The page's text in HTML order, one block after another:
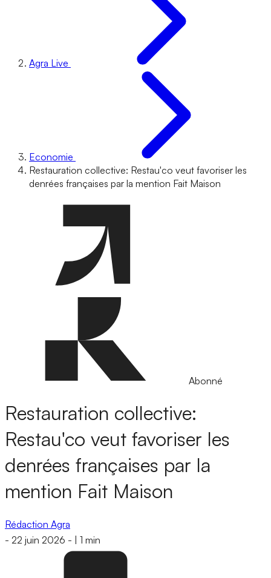
Agra Live
Economie
Restauration collective: Restau'co veut favoriser les
denrées françaises par la mention Fait Maison
Abonné
Restauration collective:
Restau'co veut favoriser les
denrées françaises par la
mention Fait Maison
Rédaction Agra
- 22 juin 2026 - 1 min